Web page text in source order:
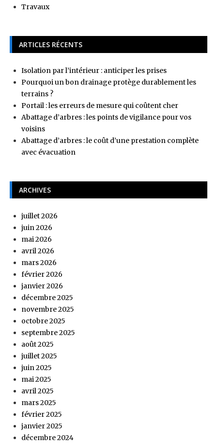
Travaux
ARTICLES RÉCENTS
Isolation par l’intérieur : anticiper les prises
Pourquoi un bon drainage protège durablement les
terrains ?
Portail : les erreurs de mesure qui coûtent cher
Abattage d’arbres : les points de vigilance pour vos
voisins
Abattage d’arbres : le coût d’une prestation complète
avec évacuation
ARCHIVES
juillet 2026
juin 2026
mai 2026
avril 2026
mars 2026
février 2026
janvier 2026
décembre 2025
novembre 2025
octobre 2025
septembre 2025
août 2025
juillet 2025
juin 2025
mai 2025
avril 2025
mars 2025
février 2025
janvier 2025
décembre 2024